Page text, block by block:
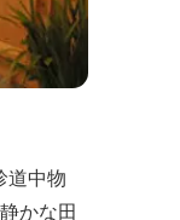
道中物
かな田